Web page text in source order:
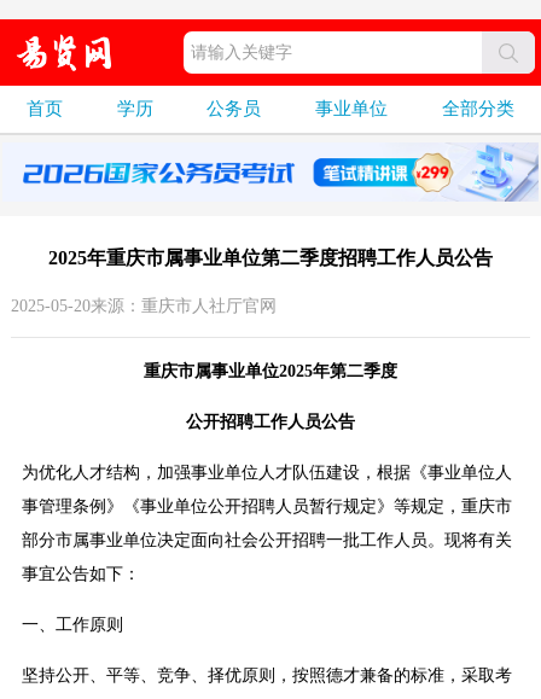
首页 学历 公务员 事业单位 全部分类
2025年重庆市属事业单位第二季度招聘工作人员公告
2025-05-20来源：重庆市人社厅官网
重庆市属事业单位2025年第二季度
公开招聘工作人员公告
为优化人才结构，加强事业单位人才队伍建设，根据《事业单位人
事管理条例》《事业单位公开招聘人员暂行规定》等规定，重庆市
部分市属事业单位决定面向社会公开招聘一批工作人员。现将有关
事宜公告如下：
一、工作原则
坚持公开、平等、竞争、择优原则，按照德才兼备的标准，采取考